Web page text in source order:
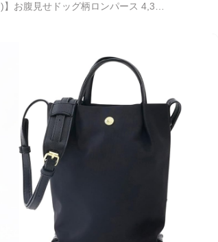
お腹見せドッグ柄ロンパース 4,3…